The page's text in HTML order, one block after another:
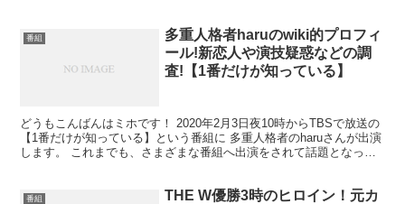
番組
多重人格者haruのwiki的プロフィ
ール!新恋人や演技疑惑などの調
査!【1番だけが知っている】
どうもこんばんはミホです！ 2020年2月3日夜10時からTBSで放送の
【1番だけが知っている】という番組に 多重人格者のharuさんが出演
します。 これまでも、さまざまな番組へ出演をされて話題となって
番組
THE W優勝3時のヒロイン！元カ